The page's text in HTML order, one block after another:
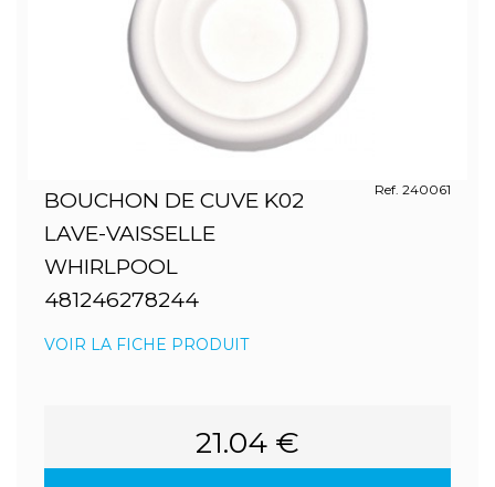
BOUCHON DE CUVE K02
LAVE-VAISSELLE
WHIRLPOOL
481246278244
Ref. 240061
VOIR LA FICHE PRODUIT
21.04 €